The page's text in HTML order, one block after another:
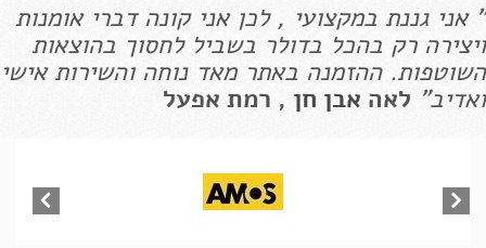
" אני גננת במקצועי , לכן אני קונה דברי אומנות
ויצירה רק בהכל בדולר בשביל לחסוך בהוצאות
השוטפות. ההזמנה באתר מאד נוחה והשירות אישי
ואדיב" לאה אבן חן , רמת אפעל